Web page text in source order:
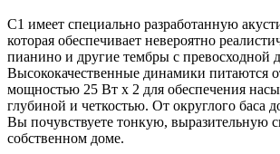
C1 имеет специально разработанную
которая обеспечивает невероятно
пианино и другие тембры с превосходной
Высококачественные динамики питаются
мощностью 25 Вт x 2 для обеспечения
глубиной и четкостью. От округлого баса
Вы почувствуете тонкую, выразительную
собственном доме.